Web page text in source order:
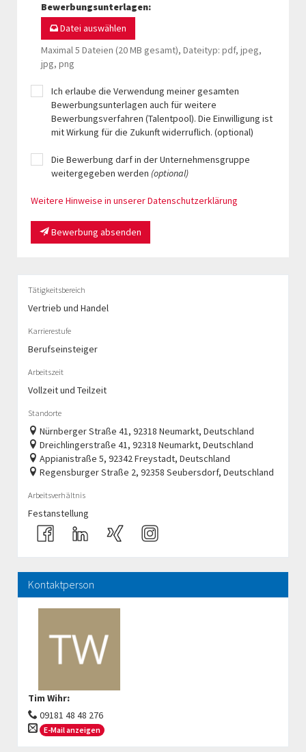
Bewerbungsunterlagen:
Datei auswählen
Maximal 5 Dateien (20 MB gesamt), Dateityp: pdf, jpeg,
jpg, png
Ich erlaube die Verwendung meiner gesamten
Bewerbungsunterlagen auch für weitere
Bewerbungsverfahren (Talentpool). Die Einwilligung ist
mit Wirkung für die Zukunft widerruflich. (optional)
Die Bewerbung darf in der Unternehmensgruppe
weitergegeben werden (optional)
Weitere Hinweise in unserer Datenschutzerklärung
Bewerbung absenden
Tätigkeitsbereich
Vertrieb und Handel
Karrierestufe
Berufseinsteiger
Arbeitszeit
Vollzeit und Teilzeit
Standorte
Nürnberger Straße 41, 92318 Neumarkt, Deutschland
Dreichlingerstraße 41, 92318 Neumarkt, Deutschland
Appianistraße 5, 92342 Freystadt, Deutschland
Regensburger Straße 2, 92358 Seubersdorf, Deutschland
Arbeitsverhältnis
Festanstellung
Kontaktperson
Tim Wihr:
09181 48 48 276
E-Mail anzeigen